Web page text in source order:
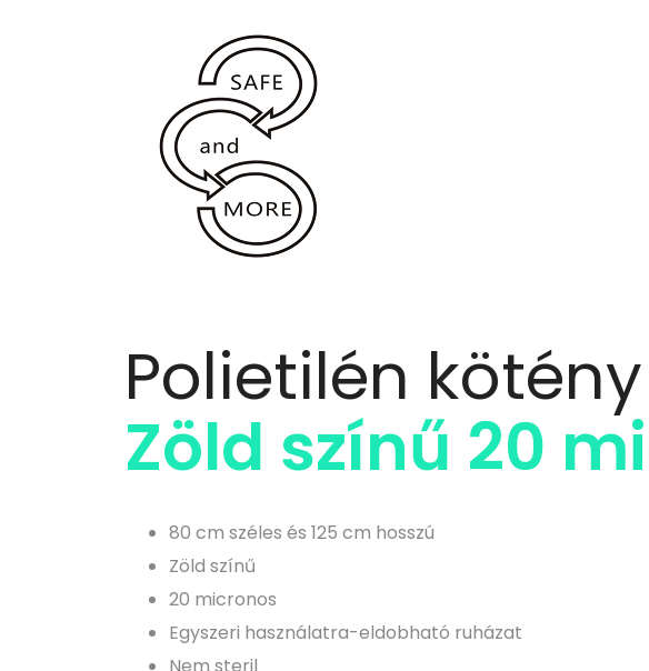
Polietilén kötény
Zöld színű 20
80 cm széles és 125 cm hosszú
Zöld színű
20 micronos
Egyszeri használatra-eldobható ruházat